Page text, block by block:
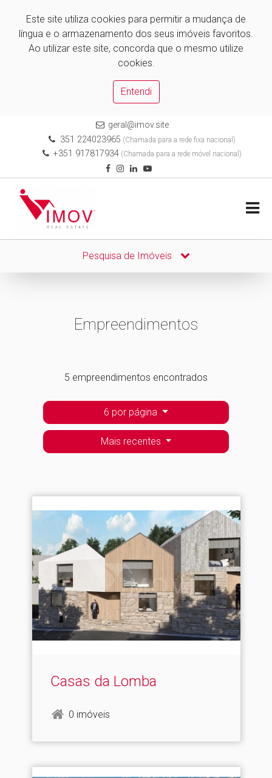
Este site utiliza cookies para permitir a mudança de
língua e o armazenamento dos seus imóveis favoritos.
Ao utilizar este site, concorda que o mesmo utilize
cookies.
Entendi
geral@imov.site
351 224023965 (Chamada para a rede fixa nacional)
+351 917817934 (Chamada para a rede móvel nacional)
Pesquisa de Imóveis
Empreendimentos
5 empreendimentos encontrados
6 por página
Mais recentes
Casas da Lomba
0 imóveis